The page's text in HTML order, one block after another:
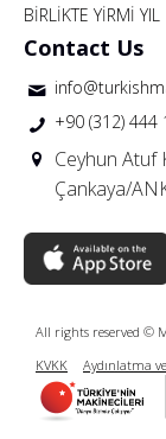
BİRLİKTE YİRMİ YIL
Contact Us
+90 (312) 444
Ceyhun Atuf
Çankaya/
All rights reserved ©
KVKK
Aydınlatma